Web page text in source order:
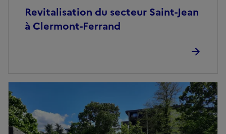
Revitalisation du secteur Saint-Jean
à Clermont-Ferrand